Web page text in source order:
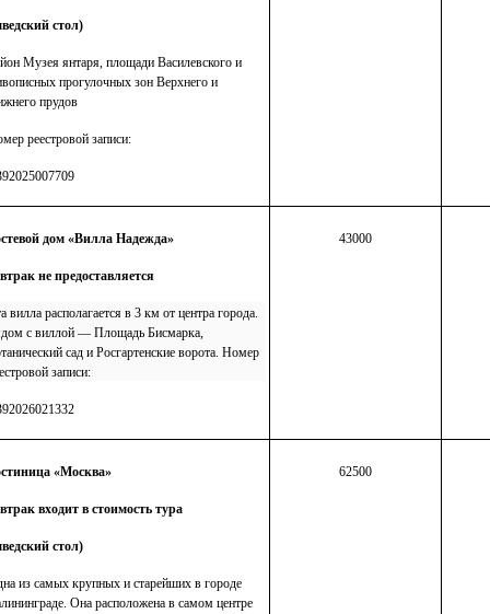
стол)
Музея янтаря, площади Василевского и
прогулочных зон Верхнего и
прудов
реестровой записи:
дом «Вилла Надежда»
не предоставляется
вилла располагается в 3 км от центра города.
с виллой — Площадь Бисмарка,
сад и Росгартенские ворота. Номер
записи:
43000
«Москва»
входит в стоимость тура
стол)
из самых крупных и старейших в городе
Она расположена в самом центре
62500